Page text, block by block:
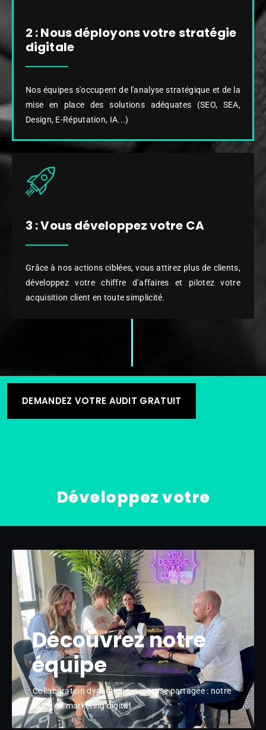
2 : Nous déployons votre stratégie
digitale
Nos équipes s'occupent de l'analyse stratégique et de la
mise en place des solutions adéquates (SEO, SEA,
Design, E-Réputation, IA...)
3 : Vous développez votre CA
Grâce à nos actions ciblées, vous attirez plus de clients,
développez votre chiffre d’affaires et pilotez votre
acquisition client en toute simplicité.
DEMANDEZ VOTRE AUDIT GRATUIT
Développez votre
Découvrez notre
équipe
Collaboration dynamique, expertise partagée : notre
force en marketing digital